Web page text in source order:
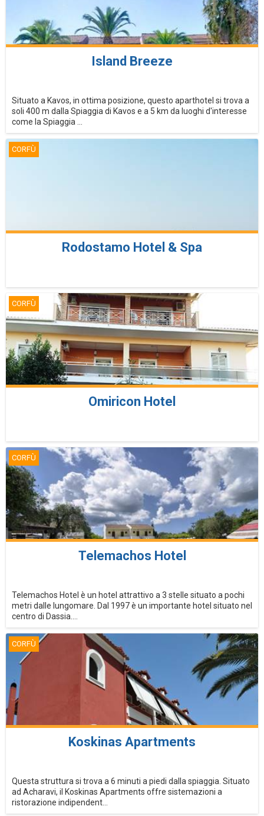
Island Breeze
Situato a Kavos, in ottima posizione, questo aparthotel si trova a
soli 400 m dalla Spiaggia di Kavos e a 5 km da luoghi d'interesse
come la Spiaggia ...
CORFÙ
Rodostamo Hotel & Spa
CORFÙ
Omiricon Hotel
CORFÙ
Telemachos Hotel
Telemachos Hotel è un hotel attrattivo a 3 stelle situato a pochi
metri dalle lungomare. Dal 1997 è un importante hotel situato nel
centro di Dassia....
CORFÙ
Koskinas Apartments
Questa struttura si trova a 6 minuti a piedi dalla spiaggia. Situato
ad Acharavi, il Koskinas Apartments offre sistemazioni a
ristorazione indipendent...